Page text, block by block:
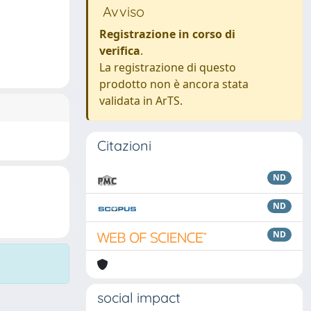
Avviso
Registrazione in corso di
verifica.
La registrazione di questo
prodotto non è ancora stata
validata in ArTS.
Citazioni
ND
ND
ND
social impact